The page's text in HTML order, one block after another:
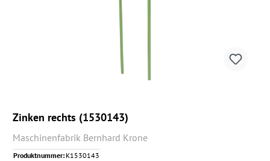
Zinken rechts (1530143)
Maschinenfabrik Bernhard Krone
Produktnummer: K1530143